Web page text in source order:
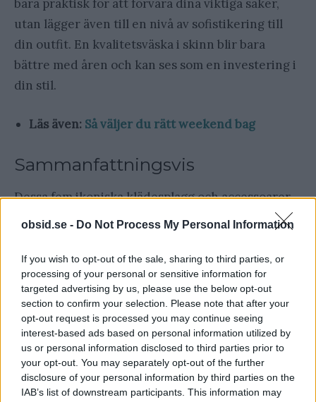
obsid.se - Do Not Process My Personal Information
If you wish to opt-out of the sale, sharing to third parties, or
processing of your personal or sensitive information for
targeted advertising by us, please use the below opt-out
section to confirm your selection. Please note that after your
opt-out request is processed you may continue seeing
interest-based ads based on personal information utilized by
us or personal information disclosed to third parties prior to
your opt-out. You may separately opt-out of the further
disclosure of your personal information by third parties on the
IAB’s list of downstream participants. This information may
bara praktisk för att förvara dina viktiga saker,
utan lägger även till en nivå av sofistikering till
din outfit. En kvalitetsväska i skinn blir bara
bättre med åren och kan ses som en investering i
din stil.
Läs även: Så väljer du rätt weekend bag
Sammanfattningsvis
Dessa fem ikoniska klädesplagg och accessoarer
utgör grunden i en stilmedveten mans garderob.
mångsidighet och elegans som är svår att
överträffa. Oavsett om du satsar på ensmart
casuallook för kontoret eller en mer avslappnad
stil för helgen, kommer dessa plagg att se till att
du alltid ser ut ditt bästa. Och kom ihåg, det är
inte bara kläderna som gör mannen, men de kan
definitivt hjälpa till att visa.